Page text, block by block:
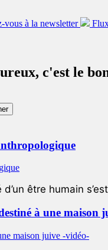
vous à la newsletter
c'est le
être humain
à une maison